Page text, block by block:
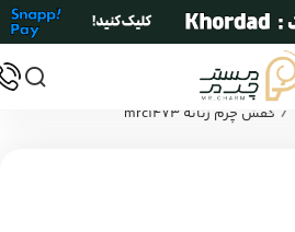
/ کفش چرم زنانه mrc1473